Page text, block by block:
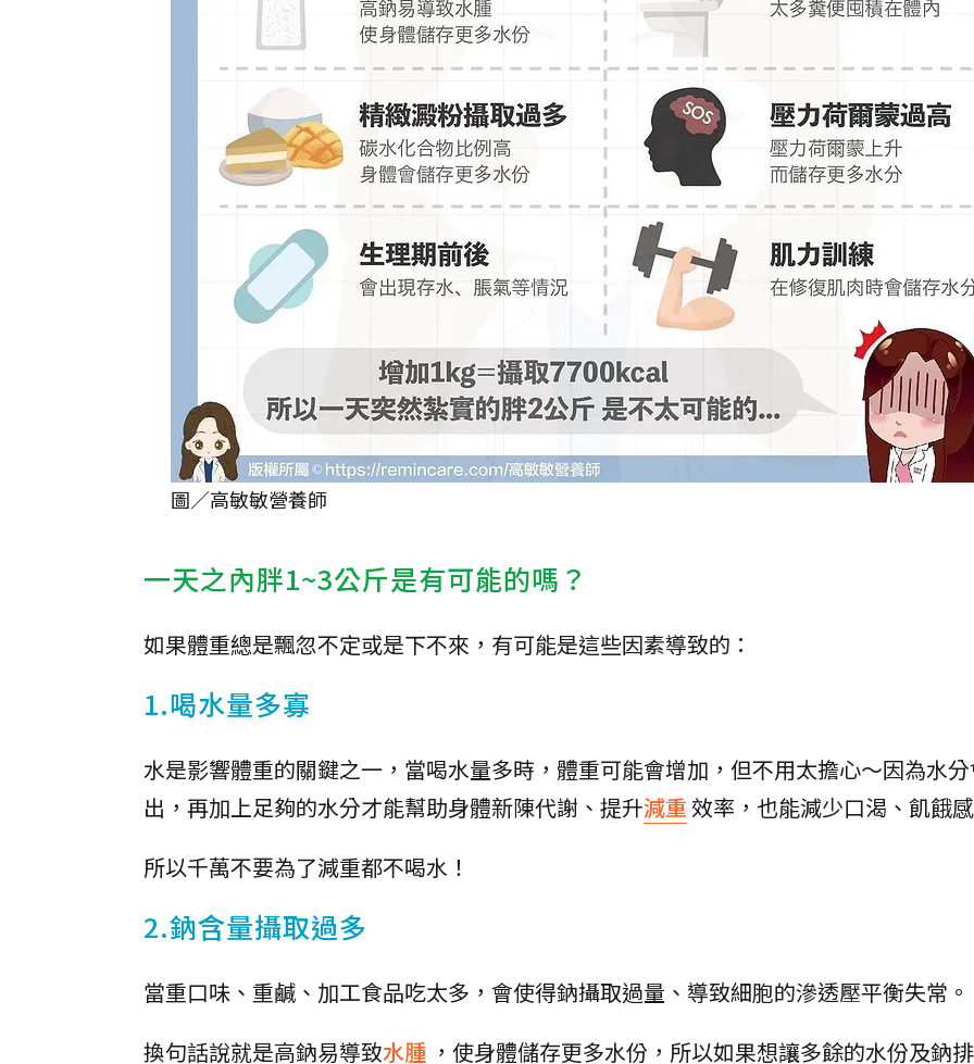
圖／高敏敏營養師
一天之內胖1~3公斤是有可能的嗎？
如果體重總是飄忽不定或是下不來，有可能是這些因素導致的：
1.喝水量多寡
水是影響體重的關鍵之一，當喝水量多時，體重可能會增加，但不用太擔心～因為水
出，再加上足夠的水分才能幫助身體新陳代謝、提升減重效率，也能減少口渴、飢餓
所以千萬不要為了減重都不喝水！
2.鈉含量攝取過多
當重口味、重鹹、加工食品吃太多，會使得鈉攝取過量、導致細胞的滲透壓平衡失常。
換句話說就是高鈉易導致水腫 ，使身體儲存更多水份，所以如果想讓多餘的水份及鈉